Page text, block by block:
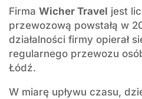
Firma Wicher Travel jest
przewozową powstałą w
działalności firmy opierał
regularnego przewozu
Łódź.
W miarę upływu czasu,